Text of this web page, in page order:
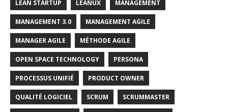
LEAN STARTUP LEANUX MANAGEMENT
MANAGEMENT 3.0 MANAGEMENT AGILE
MANAGER AGILE MÉTHODE AGILE
OPEN SPACE TECHNOLOGY PERSONA
PROCESSUS UNIFIÉ PRODUCT OWNER
QUALITÉ LOGICIEL SCRUM SCRUMMASTER